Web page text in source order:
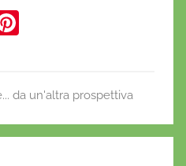
e
st
da un'altra prospettiva